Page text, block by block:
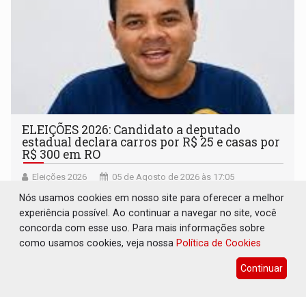
ELEIÇÕES 2026: Candidato a deputado
estadual declara carros por R$ 25 e casas por
R$ 300 em RO
Eleições 2026 05 de Agosto de 2026 às 17:05
José Ronaldo Costa da Silva, o Ronaldo Sulfrio (Novo),
registrou bens com valores abaixo dos parâmetros de
mercado, mas declarou sobrado comercial de R$ 2
milhões
Nós usamos cookies em nosso site para oferecer a melhor
experiência possível. Ao continuar a navegar no site, você
concorda com esse uso. Para mais informações sobre
como usamos cookies, veja nossa Política de Cookies
Continuar